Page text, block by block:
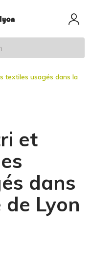
textiles usagés dans la
et
dans
Lyon